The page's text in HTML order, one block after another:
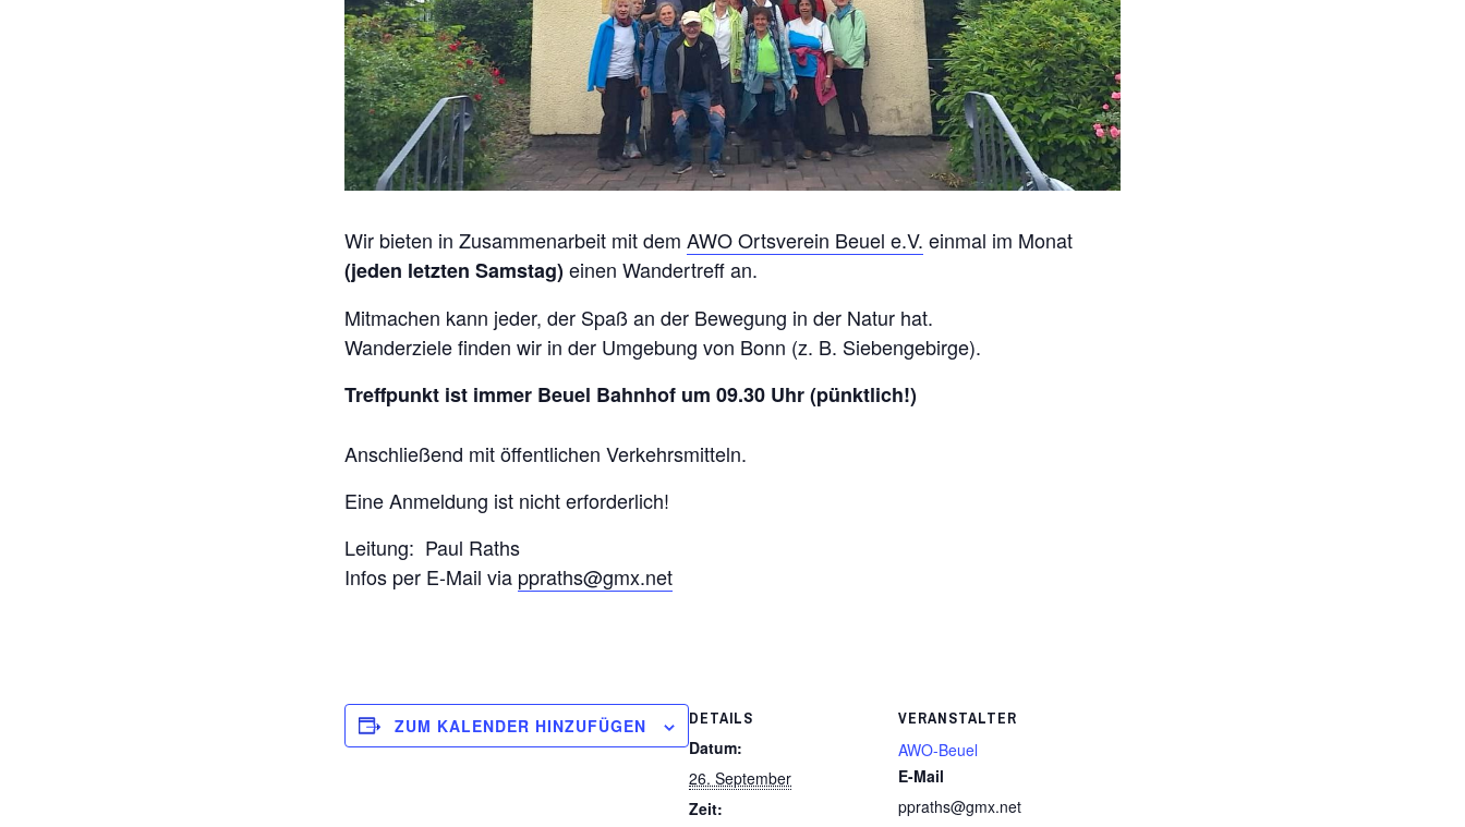
Wir bieten in Zusammenarbeit mit dem AWO Ortsverein Beuel e.V. einmal im Monat
(jeden letzten Samstag)einen Wandertreff an.
Mitmachen kann jeder, der Spaß an der Bewegung in der Natur hat.
Wanderziele finden wir in der Umgebung von Bonn (z. B. Siebengebirge).
Treffpunkt ist immer Beuel Bahnhof um 09.30 Uhr (pünktlich!)
Anschließend mit öffentlichen Verkehrsmitteln.
Eine Anmeldung ist nicht erforderlich!
Leitung: Paul Raths
Infos per E-Mail via ppraths@gmx.net
ZUM KALENDER HINZUFÜGEN DETAILS
Datum:
26. September
Zeit:
VERANSTALTER
AWO-Beuel
E-Mail
ppraths@gmx.net